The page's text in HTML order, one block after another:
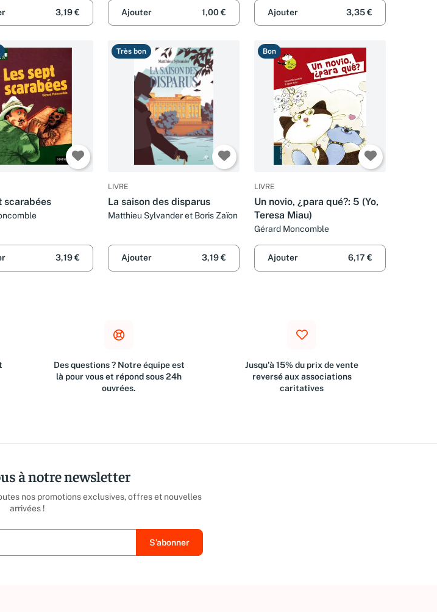
3,19 € Ajouter 1,00 €
Ajouter
3,35 €
scarabées
3,19 €
Très bon
LIVRE
La saison des disparus
Matthieu Sylvander et Boris Zaïon
Ajouter 3,19 €
Bon
LIVRE
Un novio, ¿para qué?: 5 (Yo,
Teresa Miau)
Gérard Moncomble
Ajouter 6,17 €
Des questions ? Notre équipe est
là pour vous et répond sous 24h
ouvrées.
Jusqu'à 15% du prix de vente
reversé aux associations
caritatives
à notre newsletter
nos promotions exclusives, offres et nouvelles
arrivées !